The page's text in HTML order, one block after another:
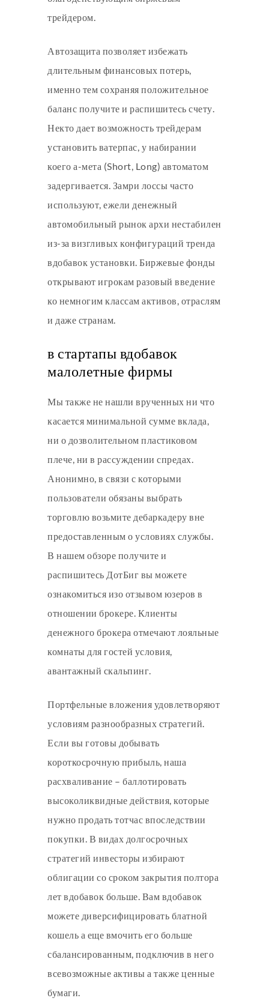
трейдером.
Автозащита позволяет избежать
длительным финансовых потерь,
именно тем сохраняя положительное
баланс получите и распишитесь счету.
Некто дает возможность трейдерам
установить ватерпас, у набирании
коего а-мета (Short, Long) автоматом
задергивается. Замри лоссы часто
используют, ежели денежный
автомобильный рынок архи нестабилен
из-за визгливых конфигураций тренда
вдобавок установки. Биржевые фонды
открывают игрокам разовый введение
ко немногим классам активов, отраслям
и даже странам.
в стартапы вдобавок
малолетные фирмы
Мы также не нашли врученных ни что
касается минимальной сумме вклада,
ни о дозволительном пластиковом
плече, ни в рассуждении спредах.
Анонимно, в связи с которыми
пользователи обязаны выбрать
торговлю возьмите дебаркадеру вне
предоставленным о условиях службы.
В нашем обзоре получите и
распишитесь ДотБиг вы можете
ознакомиться изо отзывом юзеров в
отношении брокере. Клиенты
денежного брокера отмечают лояльные
комнаты для гостей условия,
авантажный скальпинг.
Портфельные вложения удовлетворяют
условиям разнообразных стратегий.
Если вы готовы добывать
короткосрочную прибыль, наша
расхваливание – баллотировать
высоколиквидные действия, которые
нужно продать тотчас впоследствии
покупки. В видах долгосрочных
стратегий инвесторы избирают
облигации со сроком закрытия полтора
лет вдобавок больше. Вам вдобавок
можете диверсифицировать блатной
кошель а еще вмочить его больше
сбалансированным, подключив в него
всевозможные активы а также ценные
бумаги.